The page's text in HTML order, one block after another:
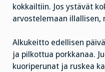
kokkailtiin. Jos ystävät
arvostelemaan illallisen,
Alkukeitto edellisen
ja pilkottua porkkanaa.
kuoriperunat ja ruskea